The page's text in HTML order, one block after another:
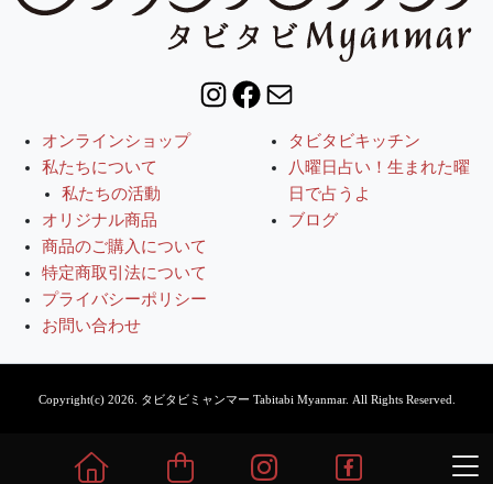
Instagram
Facebook
Mail
オンラインショップ
私たちについて
私たちの活動
オリジナル商品
タビタビキッチン
八曜日占い！生まれた曜
日で占うよ
ブログ
商品のご購入について
特定商取引法について
プライバシーポリシー
お問い合わせ
Copyright(c) 2026. タビタビミャンマー Tabitabi Myanmar. All Rights Reserved.